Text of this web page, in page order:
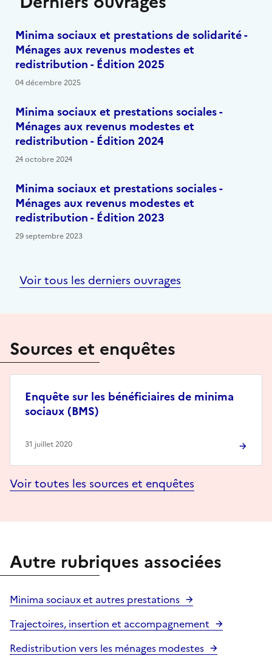
Minima sociaux et prestations de solidarité -
Ménages aux revenus modestes et
redistribution - Édition 2025
04 décembre 2025
Minima sociaux et prestations sociales -
Ménages aux revenus modestes et
redistribution - Édition 2024
24 octobre 2024
Minima sociaux et prestations sociales -
Ménages aux revenus modestes et
redistribution - Édition 2023
29 septembre 2023
Voir tous les derniers ouvrages
Sources et enquêtes
Enquête sur les bénéficiaires de minima
sociaux (BMS)
31 juillet 2020
Voir toutes les sources et enquêtes
Autre rubriques associées
Minima sociaux et autres prestations
Trajectoires, insertion et accompagnement
Redistribution vers les ménages modestes